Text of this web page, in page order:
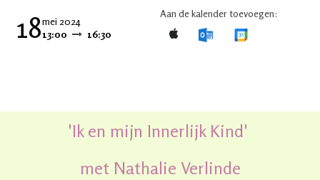
18mei 2024
13:00
16:30
Aan de kalender toevoegen:
'Ik en mijn Innerlijk Kind'
met Nathalie Verlinde